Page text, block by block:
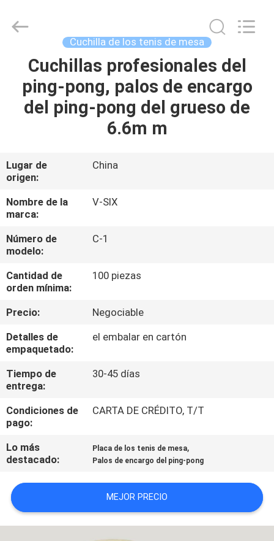
CASA
SOBRE
NOSOTROS
RECORRIDO
POR
LA
FÁBRICA
DE
CALIDAD
CONTACTA
CON
NOSOTROS
SOLICITAR
UNA
CITA
Guangzhou
Dunya
Cuchilla de los tenis de mesa
Cuchillas profesionales del
ping-pong, palos de encargo
del ping-pong del grueso de
6.6m m
Lugar de
origen:
China
Nombre de la
marca:
V-SIX
Número de
modelo:
C-1
Cantidad de
orden mínima:
100 piezas
Precio:
Negociable
Detalles de
empaquetado:
el embalar en cartón
Tiempo de
entrega:
30-45 días
Condiciones de
pago:
CARTA DE CRÉDITO, T/T
Lo más
destacado:
Placa de los tenis de mesa,
Palos de encargo del ping-pong
MEJOR PRECIO